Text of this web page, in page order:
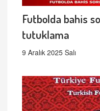
Futbolda bahis
tutuklama
9 Aralık 2025 Salı